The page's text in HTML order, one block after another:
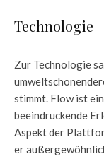
Technologie
Zur Technologie
stimmt. Flow ist
beeindruckende
Aspekt der
er